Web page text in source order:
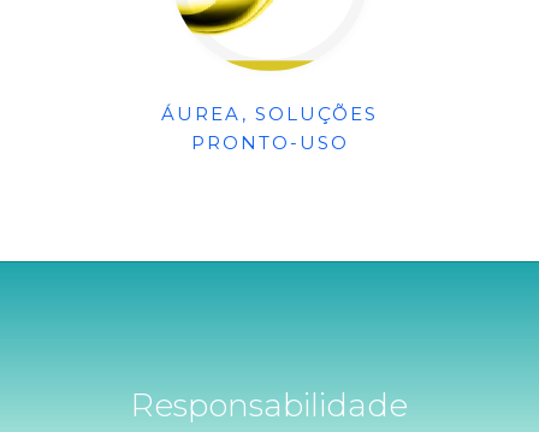
ÁUREA, SOLUÇÕES
PRONTO-USO
Responsabilidade